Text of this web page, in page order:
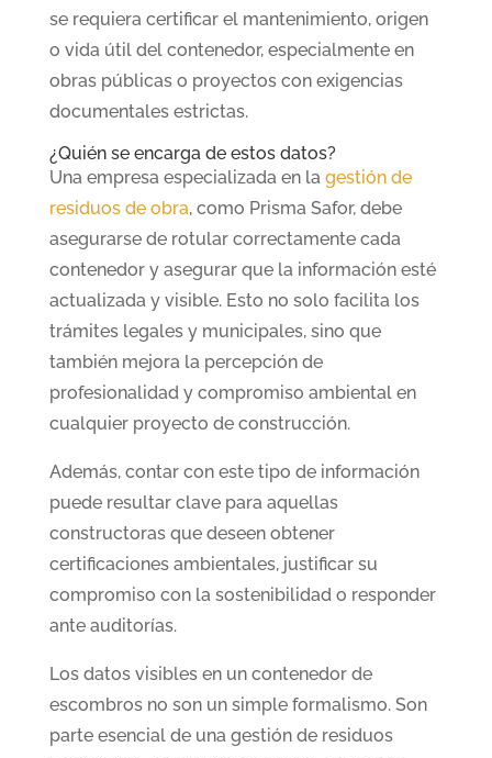
se requiera certificar el mantenimiento, origen
o vida útil del contenedor, especialmente en
obras públicas o proyectos con exigencias
documentales estrictas.
¿Quién se encarga de estos datos?
Una empresa especializada en la gestión de
residuos de obra, como Prisma Safor, debe
asegurarse de rotular correctamente cada
contenedor y asegurar que la información esté
actualizada y visible. Esto no solo facilita los
trámites legales y municipales, sino que
también mejora la percepción de
profesionalidad y compromiso ambiental en
cualquier proyecto de construcción.
Además, contar con este tipo de información
puede resultar clave para aquellas
constructoras que deseen obtener
certificaciones ambientales, justificar su
compromiso con la sostenibilidad o responder
ante auditorías.
Los datos visibles en un contenedor de
escombros no son un simple formalismo. Son
parte esencial de una gestión de residuos